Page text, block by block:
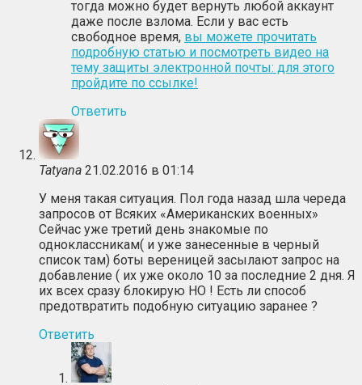
тогда можно будет вернуть любой аккаунт
даже после взлома. Если у вас есть
свободное время, вы можете прочитать
подробную статью и посмотреть видео на
тему защиты электронной почты: для этого
пройдите по ссылке!
Ответить
Tatyana 21.02.2016 в 01:14
У меня такая ситуация. Пол года назад шла череда
запросов от Всяких «Американских военных»
Сейчас уже третий день знакомые по
одноклассникам( и уже занесенные в черный
список там) боты вереницей засылают запрос на
добавление ( их уже около 10 за последние 2 дня. Я
их всех сразу блокирую НО ! Есть ли способ
предотвратить подобную ситуацию заранее ?
Ответить